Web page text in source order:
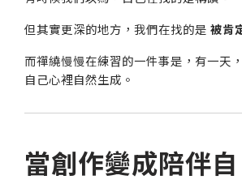
但其實更深的地方，我們在找的是 被肯
而禪繞慢慢在練習的一件事是，有一天
自己心裡自然生成。
當創作變成陪伴